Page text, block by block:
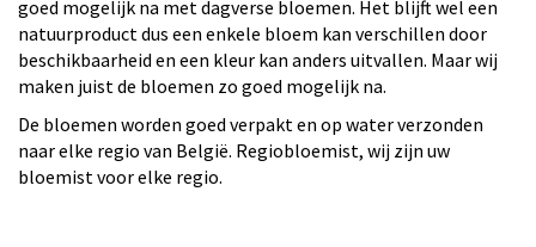
goed mogelijk na met dagverse bloemen. Het blijft wel een
natuurproduct dus een enkele bloem kan verschillen door
beschikbaarheid en een kleur kan anders uitvallen. Maar wij
maken juist de bloemen zo goed mogelijk na.
De bloemen worden goed verpakt en op water verzonden
naar elke regio van België. Regiobloemist, wij zijn uw
bloemist voor elke regio.